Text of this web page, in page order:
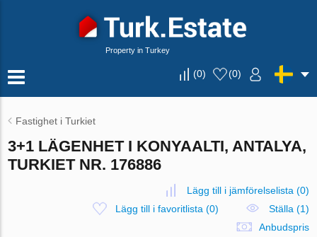
Property in Turkey
(0) (0)
Fastighet i Turkiet
3+1 LÄGENHET I KONYAALTI, ANTALYA,
TURKIET NR. 176886
Lägg till i jämförelselista (0)
Lägg till i favoritlista (0)
Ställa (1)
Anbudspris